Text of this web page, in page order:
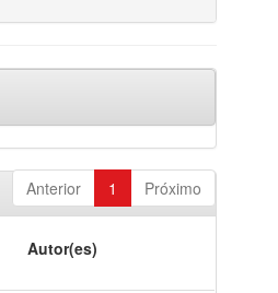
Anterior 1 Próximo
Autor(es)